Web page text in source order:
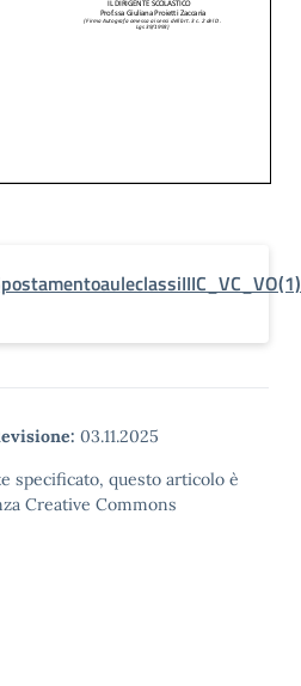
03.11.2025
specificato, questo articolo è
Creative Commons